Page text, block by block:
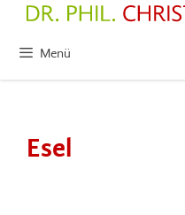
springenMenü
Esel